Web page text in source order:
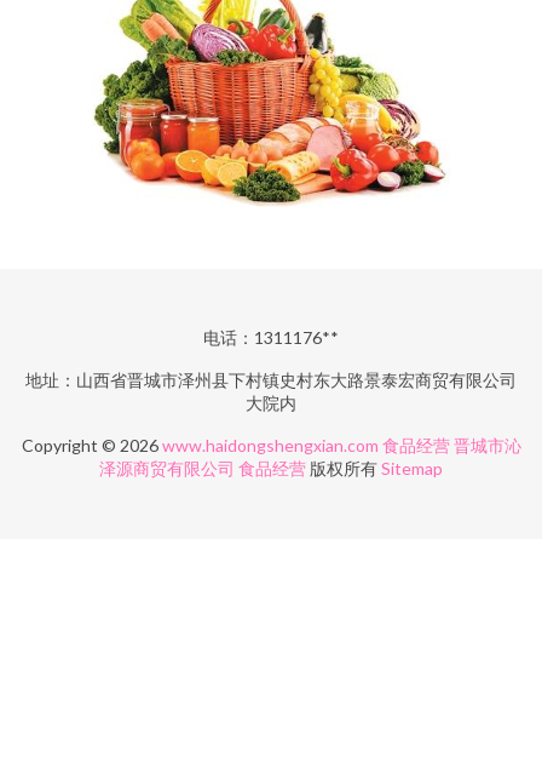
电话：1311176**
地址：山西省晋城市泽州县下村镇史村东大路景泰宏商贸有限公司
大院内
Copyright © 2026www.haidongshengxian.com 食品经营 晋城市沁
泽源商贸有限公司 食品经营 版权所有Sitemap